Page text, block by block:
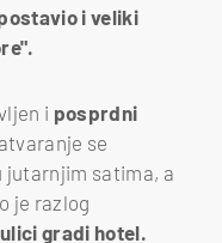
i veliki
i posprdni
se
jutarnjim satima, a
je razlog
gradi hotel.